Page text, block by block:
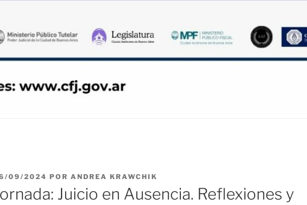
09/2024 POR ANDREA KRAWCHIK
Juicio en Ausencia. Reflexiones y